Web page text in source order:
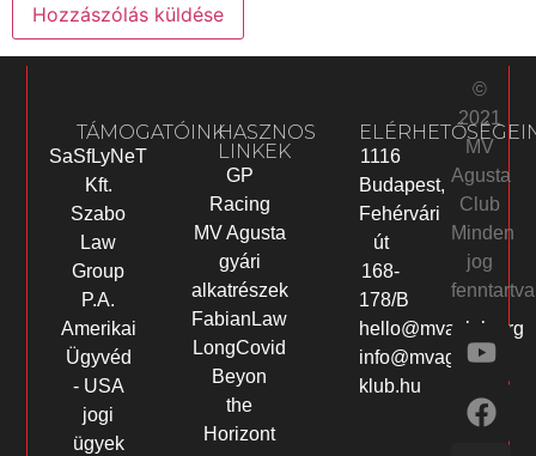
TÁMOGATÓINK
SaSfLyNeT
Kft.
Szabo
Law
Group
P.A.
Amerikai
Ügyvéd
- USA
jogi
ügyek
HASZNOS
LINKEK
GP
Racing
MV Agusta
gyári
alkatrészek
FabianLaw
LongCovid
Beyon
the
Horizont
1116
Budapest,
Fehérvári
út
168-
178/B
hello@mvaclub.org
info@mvagusta-
klub.hu
©
2021
MV
Agusta
Club
Minden
jog